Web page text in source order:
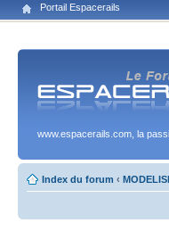
Portail Espacerails
www.espacerails.com, la
Index du forum ‹